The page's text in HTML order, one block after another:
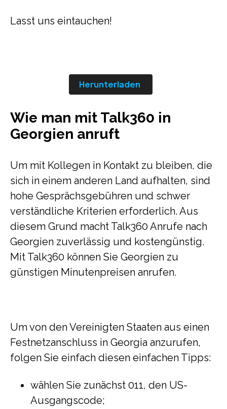
Lasst uns eintauchen!
Herunterladen
Wie man mit Talk360 in
Georgien anruft
Um mit Kollegen in Kontakt zu bleiben, die
sich in einem anderen Land aufhalten, sind
hohe Gesprächsgebühren und schwer
verständliche Kriterien erforderlich. Aus
diesem Grund macht Talk360 Anrufe nach
Georgien zuverlässig und kostengünstig.
Mit Talk360 können Sie Georgien zu
günstigen Minutenpreisen anrufen.
Um von den Vereinigten Staaten aus einen
Festnetzanschluss in Georgia anzurufen,
folgen Sie einfach diesen einfachen Tipps:
wählen Sie zunächst 011, den US-
Ausgangscode;